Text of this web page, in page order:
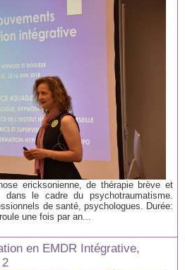
ericksonienne, de thérapie brève et
dans le cadre du psychotraumatisme.
de santé, psychologues. Durée:
une fois par an...
en EMDR Intégrative,